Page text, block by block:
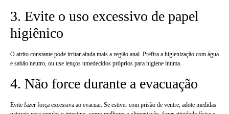
3. Evite o uso excessivo de papel
higiênico
O atrito constante pode irritar ainda mais a região anal. Prefira a higienização com água
e sabão neutro, ou use lenços umedecidos próprios para higiene íntima.
4. Não force durante a evacuação
Evite fazer força excessiva ao evacuar. Se estiver com prisão de ventre, adote medidas